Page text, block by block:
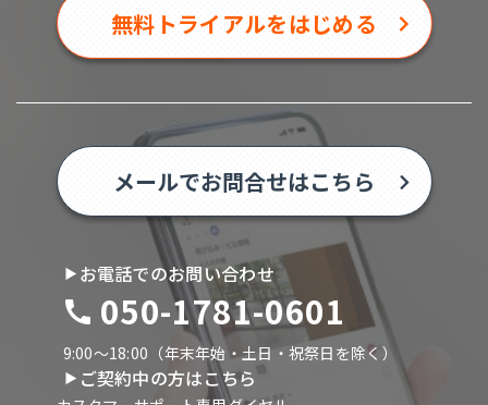
無料トライアルをはじめる
メールでお問合せはこちら
お電話でのお問い合わせ
050-1781-0601
9:00〜18:00（年末年始・土日・祝祭日を除く）
ご契約中の方はこちら